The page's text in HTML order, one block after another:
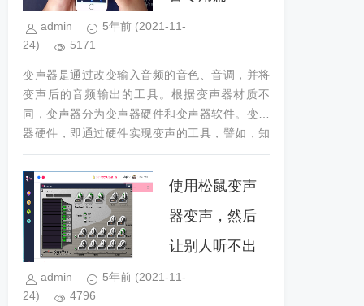
admin 5年前 (2021-11-
24)
5171
变声器是通过改变输入音频的音色、音调，并将
变声后的音频输出的工具。根据变声器材质不
同，变声器分为变声器硬件和变声器软件。变声
器硬件，即通过硬件实现变声的工具，譬如，知
名动画名侦探柯南中，柯南侦破案件时...
使用松鼠变声
器变声，然后
让别人听不出
来？
admin 5年前 (2021-11-
24)
4796